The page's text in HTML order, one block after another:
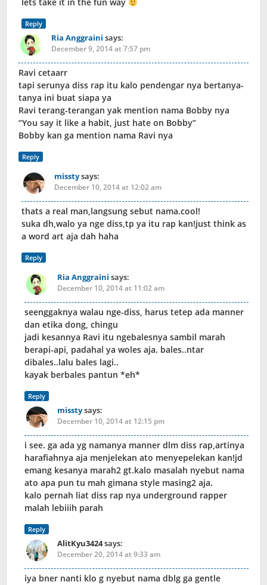
lets take it in the fun way
Reply
Ria Anggraini says:
December 9, 2014 at 7:57 pm
Ravi cetaarr
tapi serunya diss rap itu kalo pendengar nya bertanya-
tanya ini buat siapa ya
Ravi terang-terangan yak mention nama Bobby nya
“You say it like a habit, just hate on Bobby”
Bobby kan ga mention nama Ravi nya
Reply
misstysays:
December 10, 2014 at 12:02 am
thats a real man,langsung sebut nama.cool!
suka dh,walo ya nge diss,tp ya itu rap kan!just think as
a word art aja dah haha
Reply
Ria Anggraini says:
December 10, 2014 at 11:02 am
seenggaknya walau nge-diss, harus tetep ada manner
dan etika dong, chingu
jadi kesannya Ravi itu ngebalesnya sambil marah
berapi-api, padahal ya woles aja. bales..ntar
dibales..lalu bales lagi..
kayak berbales pantun *eh*
Reply
misstysays:
December 10, 2014 at 12:15 pm
i see. ga ada yg namanya manner dlm diss rap,artinya
harafiahnya aja menjelekan ato menyepelekan kan!jd
emang kesanya marah2 gt.kalo masalah nyebut nama
ato apa pun tu mah gimana style masing2 aja.
kalo pernah liat diss rap nya underground rapper
malah lebiiih parah
Reply
AlitKyu3424says:
December 20, 2014 at 9:33 am
iya bner nanti klo g nyebut nama dblg ga gentle